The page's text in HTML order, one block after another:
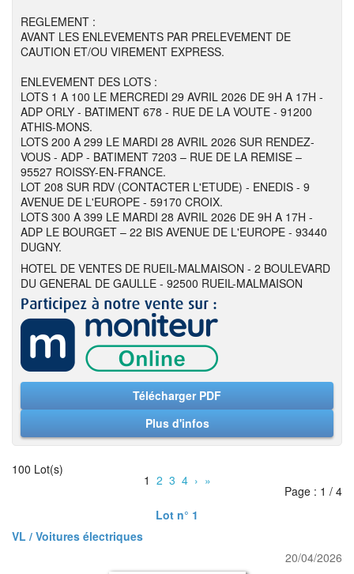
REGLEMENT :
AVANT LES ENLEVEMENTS PAR PRELEVEMENT DE
CAUTION ET/OU VIREMENT EXPRESS.
ENLEVEMENT DES LOTS :
LOTS 1 A 100 LE MERCREDI 29 AVRIL 2026 DE 9H A 17H -
ADP ORLY - BATIMENT 678 - RUE DE LA VOUTE - 91200
ATHIS-MONS.
LOTS 200 A 299 LE MARDI 28 AVRIL 2026 SUR RENDEZ-
VOUS - ADP - BATIMENT 7203 – RUE DE LA REMISE –
95527 ROISSY-EN-FRANCE.
LOT 208 SUR RDV (CONTACTER L'ETUDE) - ENEDIS - 9
AVENUE DE L'EUROPE - 59170 CROIX.
LOTS 300 A 399 LE MARDI 28 AVRIL 2026 DE 9H A 17H -
ADP LE BOURGET – 22 BIS AVENUE DE L'EUROPE - 93440
DUGNY.
HOTEL DE VENTES DE RUEIL-MALMAISON - 2 BOULEVARD
DU GENERAL DE GAULLE - 92500 RUEIL-MALMAISON
Télécharger PDF
Plus d'infos
100 Lot(s)
1 2 3 4 › »
Page : 1 / 4
Lot n° 1
VL / Voitures électriques
20/04/2026